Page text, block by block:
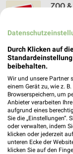
ZOO
74889
76684
Heute
Durch Klicken auf
beibehalten.
Wir und unsere Partner
einem Gerät zu, wie z.
Browserspeichern, um
Anbieter verarbeiten
aufgrund eines
Sie die „Einstellungen“.
oder verwalten, indem
klicken oder jederzeit
unteren Ecke der
klicken Sie auf den